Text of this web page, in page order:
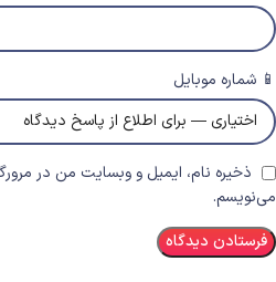
📱 شماره موبایل
ذخیره نام، ایمیل و وبسایت من در
می‌نویسم.